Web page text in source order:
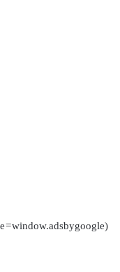
(adsbygoogle = window.adsbygoogle || []).push({});